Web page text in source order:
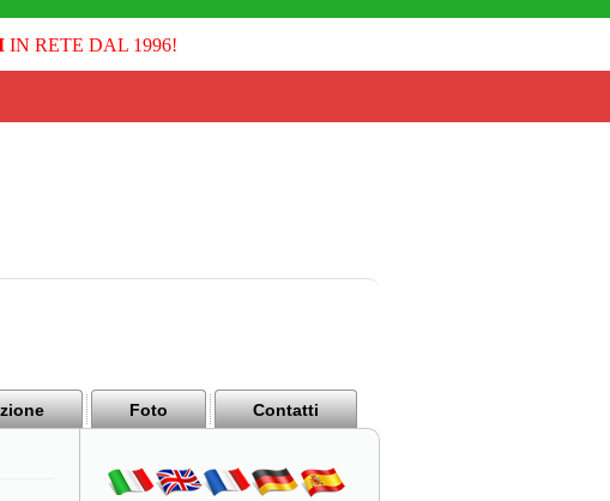
IN RETE DAL 1996!
Foto Contatti